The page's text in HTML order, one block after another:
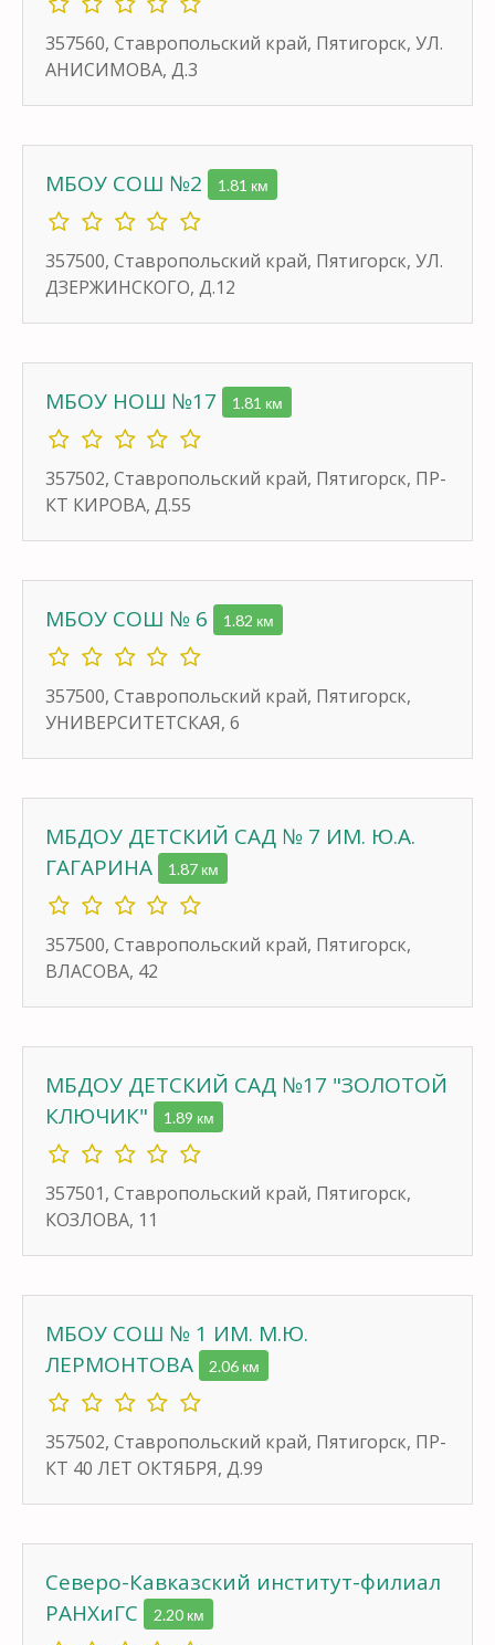
357560, Ставропольский край, Пятигорск, УЛ.
АНИСИМОВА, Д.3
МБОУ СОШ №2 1.81 км
357500, Ставропольский край, Пятигорск, УЛ.
ДЗЕРЖИНСКОГО, Д.12
МБОУ НОШ №17 1.81 км
357502, Ставропольский край, Пятигорск, ПР-
КТ КИРОВА, Д.55
МБОУ СОШ № 6 1.82 км
357500, Ставропольский край, Пятигорск,
УНИВЕРСИТЕТСКАЯ, 6
МБДОУ ДЕТСКИЙ САД № 7 ИМ. Ю.А.
ГАГАРИНА
1.87 км
357500, Ставропольский край, Пятигорск,
ВЛАСОВА, 42
МБДОУ ДЕТСКИЙ САД №17 "ЗОЛОТОЙ
КЛЮЧИК"
1.89 км
357501, Ставропольский край, Пятигорск,
КОЗЛОВА, 11
МБОУ СОШ № 1 ИМ. М.Ю.
ЛЕРМОНТОВА
2.06 км
357502, Ставропольский край, Пятигорск, ПР-
КТ 40 ЛЕТ ОКТЯБРЯ, Д.99
Северо-Кавказский институт-филиал
РАНХиГС
2.20 км